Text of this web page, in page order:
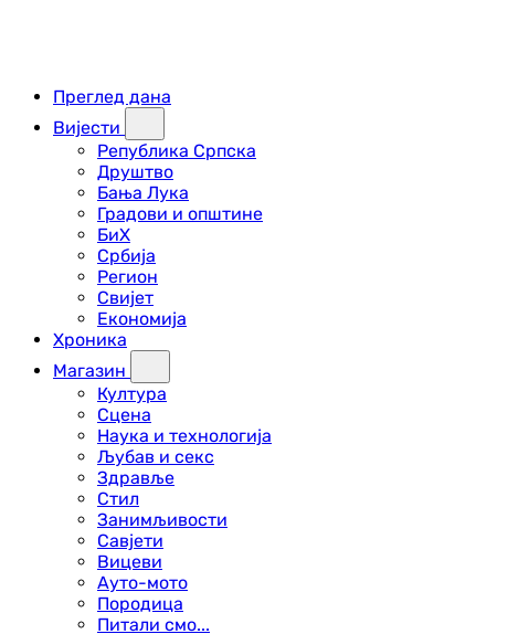
Преглед дана
Вијести
Република Српска
Друштво
Бања Лука
Градови и општине
БиХ
Србија
Регион
Свијет
Економија
Хроника
Магазин
Култура
Сцена
Наука и технологија
Љубав и секс
Здравље
Стил
Занимљивости
Савјети
Вицеви
Ауто-мото
Породица
Питали смо...